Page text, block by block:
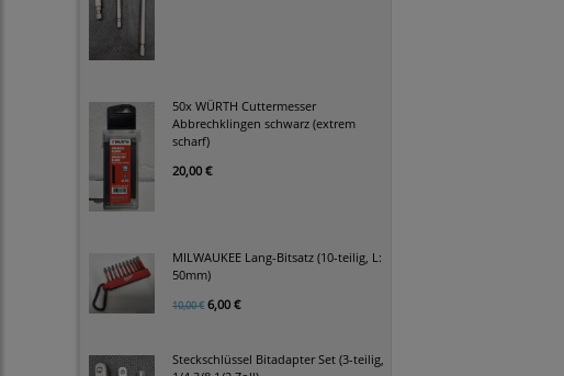
50x WÜRTH Cuttermesser
Abbrechklingen schwarz (extrem
scharf)
20,00 €
MILWAUKEE Lang-Bitsatz (10-teilig, L:
50mm)
10,00 € 6,00 €
Steckschlüssel Bitadapter Set (3-teilig,